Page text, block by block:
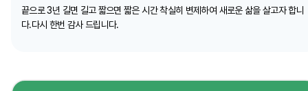
끝으로 3년 길면 길고 짧으면 짧은 시간 착실히 변제하여 새로운 삶을 살고자 합니
다.다시 한번 감사 드립니다.